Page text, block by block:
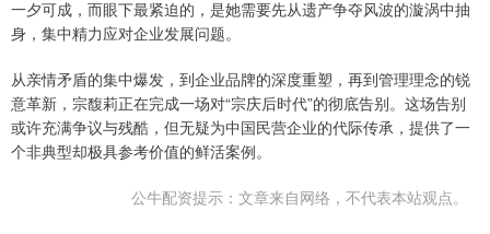
一夕可成，而眼下最紧迫的，是她需要先从遗产争夺风波的漩涡中抽
身，集中精力应对企业发展问题。
从亲情矛盾的集中爆发，到企业品牌的深度重塑，再到管理理念的锐
意革新，宗馥莉正在完成一场对“宗庆后时代”的彻底告别。这场告别
或许充满争议与残酷，但无疑为中国民营企业的代际传承，提供了一
个非典型却极具参考价值的鲜活案例。
公牛配资提示：文章来自网络，不代表本站观点。